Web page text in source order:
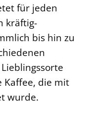
für jeden
kräftig-
bis hin zu
Kaffee, die mit
wurde.